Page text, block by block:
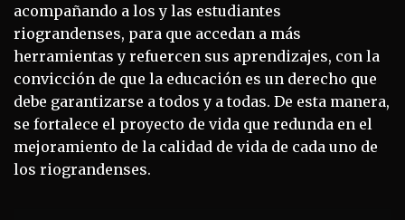
acompañando a los y las estudiantes
riograndenses, para que accedan a más
herramientas y refuercen sus aprendizajes, con la
convicción de que la educación es un derecho que
debe garantizarse a todos y a todas. De esta manera,
se fortalece el proyecto de vida que redunda en el
mejoramiento de la calidad de vida de cada uno de
los riograndenses.